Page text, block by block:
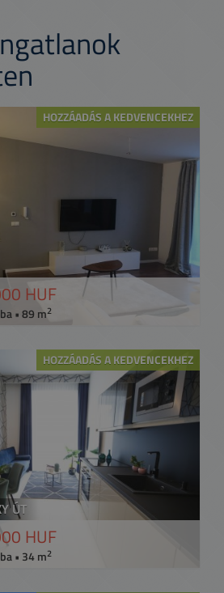
HOZZÁADÁS A KEDVENCEKHEZ
HUF
• 89 m2
HOZZÁADÁS A KEDVENCEKHEZ
ÚT
HUF
• 34 m2